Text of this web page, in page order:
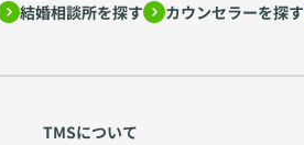
結婚相談所を探す カウンセラーを探す
TMSについて